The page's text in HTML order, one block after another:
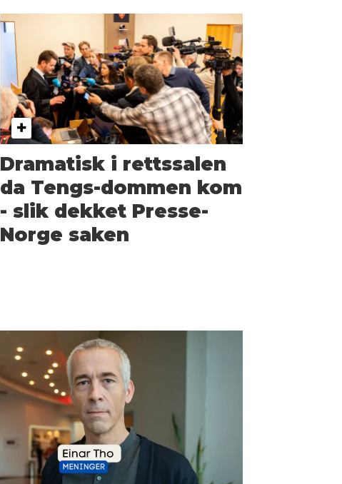
Dramatisk i rettssalen
da Tengs-dommen kom
- slik dekket Presse-
Norge saken